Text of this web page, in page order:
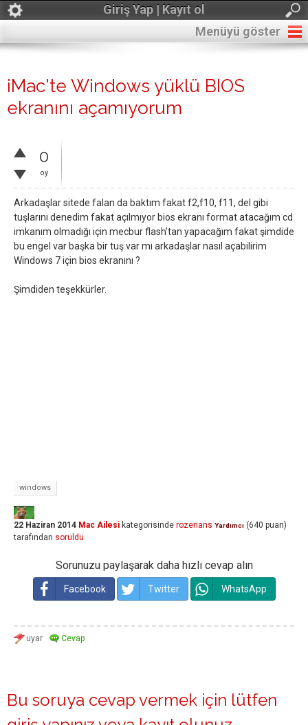
Giriş Yap | Kayıt ol
Menüyü göster
iMac'te Windows yüklü BIOS
ekranını açamıyorum
0
oy
Arkadaşlar sitede falan da baktım fakat f2,f10, f11, del gibi
tuşlarını denedim fakat açılmıyor bios ekranı format atacağım cd
imkanım olmadığı için mecbur flash'tan yapacağım fakat şimdide
bu engel var başka bir tuş var mı arkadaşlar nasıl açabilirim
Windows 7 için bios ekranını ?
Şimdiden teşekkürler.
windows
22 Haziran 2014 Mac Ailesi kategorisinde rozenans Yardımcı (640 puan)
tarafından soruldu
Sorunuzu paylaşarak daha hızlı cevap alın
Facebook Twitter WhatsApp
Bu soruya cevap vermek için lütfen